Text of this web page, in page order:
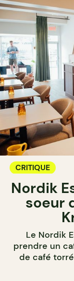
CRITIQUE
Nordik
soeur
Le Nordik
prendre un
de café